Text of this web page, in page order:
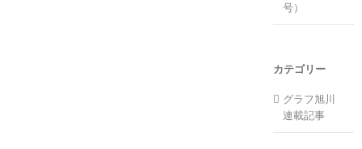
号）
カテゴリー
グラフ旭川
連載記事